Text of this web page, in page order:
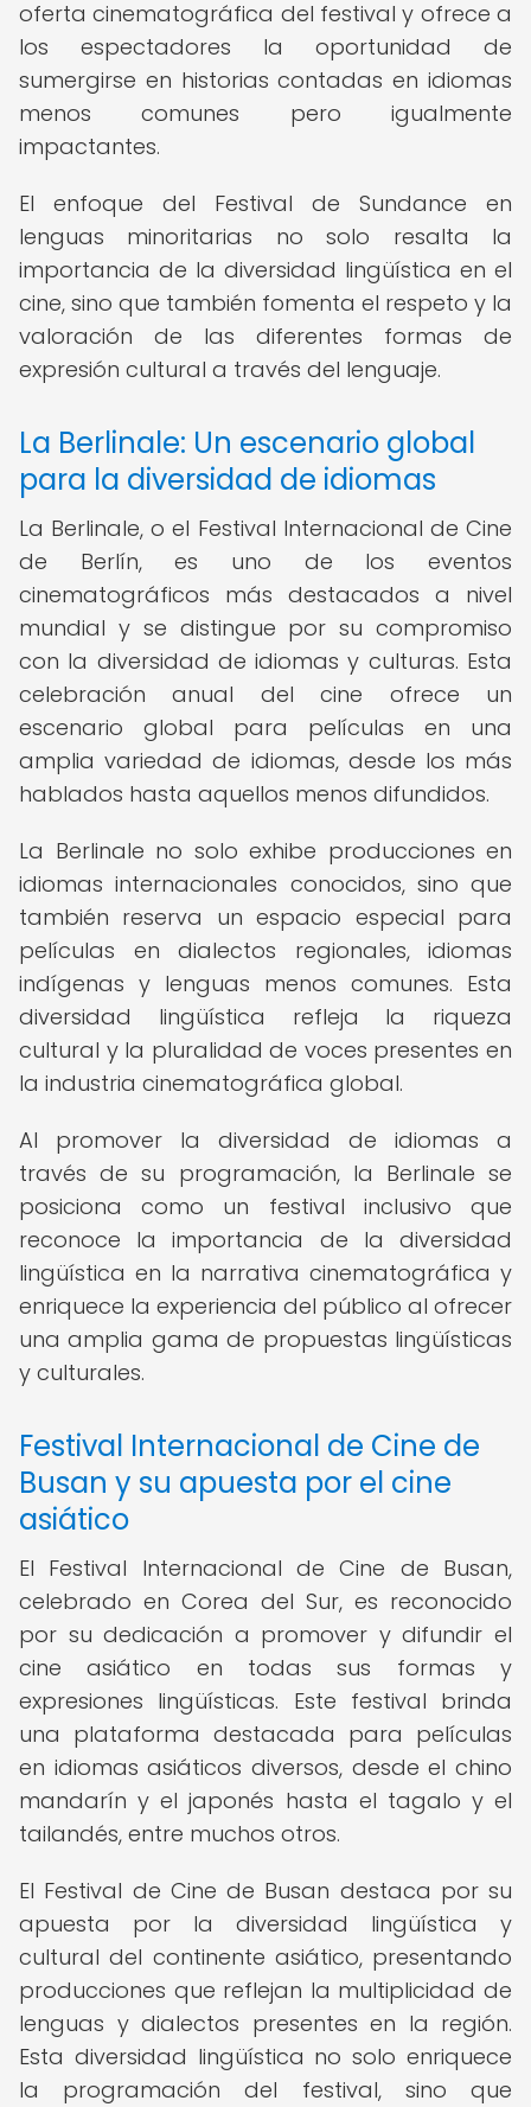
oferta cinematográfica del festival y ofrece a
los espectadores la oportunidad de
sumergirse en historias contadas en idiomas
menos comunes pero igualmente
impactantes.
El enfoque del Festival de Sundance en
lenguas minoritarias no solo resalta la
importancia de la diversidad lingüística en el
cine, sino que también fomenta el respeto y la
valoración de las diferentes formas de
expresión cultural a través del lenguaje.
La Berlinale: Un escenario global
para la diversidad de idiomas
La Berlinale, o el Festival Internacional de Cine
de Berlín, es uno de los eventos
cinematográficos más destacados a nivel
mundial y se distingue por su compromiso
con la diversidad de idiomas y culturas. Esta
celebración anual del cine ofrece un
escenario global para películas en una
amplia variedad de idiomas, desde los más
hablados hasta aquellos menos difundidos.
La Berlinale no solo exhibe producciones en
idiomas internacionales conocidos, sino que
también reserva un espacio especial para
películas en dialectos regionales, idiomas
indígenas y lenguas menos comunes. Esta
diversidad lingüística refleja la riqueza
cultural y la pluralidad de voces presentes en
la industria cinematográfica global.
Al promover la diversidad de idiomas a
través de su programación, la Berlinale se
posiciona como un festival inclusivo que
reconoce la importancia de la diversidad
lingüística en la narrativa cinematográfica y
enriquece la experiencia del público al ofrecer
una amplia gama de propuestas lingüísticas
y culturales.
Festival Internacional de Cine de
Busan y su apuesta por el cine
asiático
El Festival Internacional de Cine de Busan,
celebrado en Corea del Sur, es reconocido
por su dedicación a promover y difundir el
cine asiático en todas sus formas y
expresiones lingüísticas. Este festival brinda
una plataforma destacada para películas
en idiomas asiáticos diversos, desde el chino
mandarín y el japonés hasta el tagalo y el
tailandés, entre muchos otros.
El Festival de Cine de Busan destaca por su
apuesta por la diversidad lingüística y
cultural del continente asiático, presentando
producciones que reflejan la multiplicidad de
lenguas y dialectos presentes en la región.
Esta diversidad lingüística no solo enriquece
la programación del festival, sino que